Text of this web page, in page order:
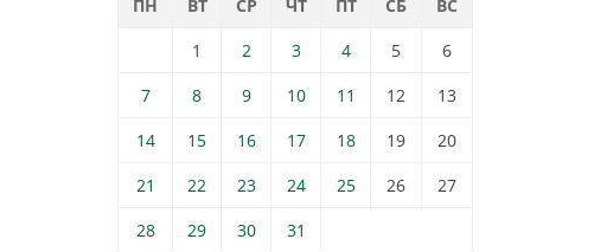
ПН ВТ СР ЧТ ПТ СБ
ВС
1
2 3 4 5
6
7
8 9 10 11 12
13
14
15 16 17 18 19
20
21
22 23 24 25 26
27
28
29 30 31